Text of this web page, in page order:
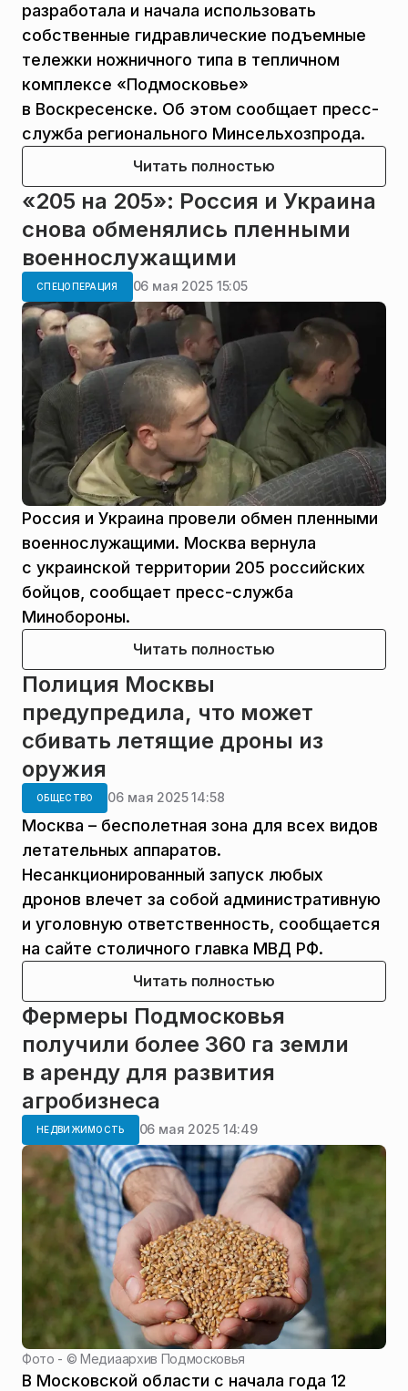
разработала и начала использовать
собственные гидравлические подъемные
тележки ножничного типа в тепличном
комплексе «Подмосковье»
в Воскресенске. Об этом сообщает пресс-
служба регионального Минсельхозпрода.
Читать полностью
«205 на 205»: Россия и Украина
снова обменялись пленными
военнослужащими
СПЕЦОПЕРАЦИЯ 06 мая 2025 15:05
Россия и Украина провели обмен пленными
военнослужащими. Москва вернула
с украинской территории 205 российских
бойцов, сообщает пресс-служба
Минобороны.
Читать полностью
Полиция Москвы
предупредила, что может
сбивать летящие дроны из
оружия
ОБЩЕСТВО 06 мая 2025 14:58
Москва – бесполетная зона для всех видов
летательных аппаратов.
Несанкционированный запуск любых
дронов влечет за собой административную
и уголовную ответственность, сообщается
на сайте столичного главка МВД РФ.
Читать полностью
Фермеры Подмосковья
получили более 360 га земли
в аренду для развития
агробизнеса
НЕДВИЖИМОСТЬ 06 мая 2025 14:49
Фото - ©Медиаархив Подмосковья
В Московской области с начала года 12